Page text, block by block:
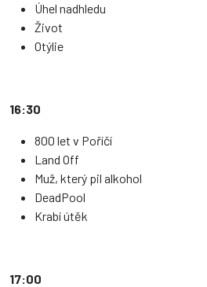
Úhel nadhledu
Život
Otýlie
16:30
800 let v Poříčí
Land Off
Muž, který pil alkohol
DeadPool
Krabí útěk
17:00